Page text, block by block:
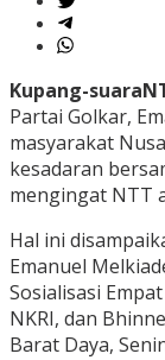
Kupang-
Partai Golkar,
masyarakat
kesadaran
mengingat NTT
Hal ini
Emanuel
Sosialisasi
NKRI, dan
Barat Daya,